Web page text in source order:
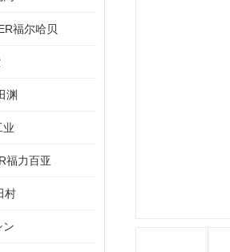
福尔哈贝
渊
业
福力百亚
村
ン